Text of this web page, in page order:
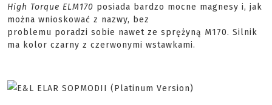
High Torque ELM170 posiada bardzo mocne magnesy i, jak
można wnioskować z nazwy, bez
problemu poradzi sobie nawet ze sprężyną M170. Silnik
ma kolor czarny z czerwonymi wstawkami.